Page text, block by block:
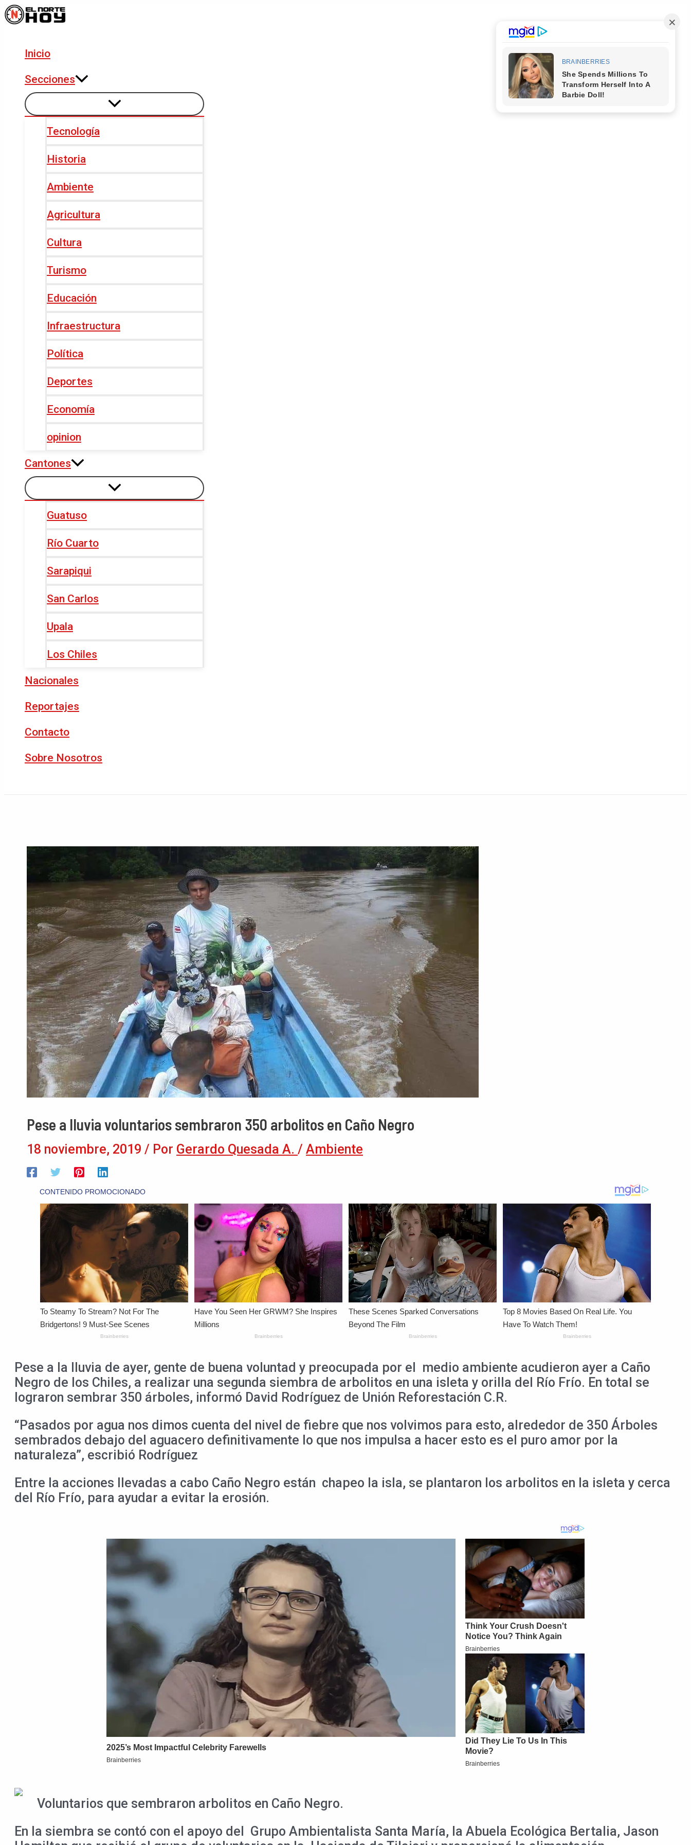
Ir
al
Inicio
Secciones
Tecnología
Historia
Ambiente
Agricultura
Cultura
Turismo
Educación
Infraestructura
Política
Deportes
Economía
opinion
Cantones
Guatuso
Río Cuarto
Sarapiqui
San Carlos
Upala
Los Chiles
Nacionales
Reportajes
Contacto
Sobre Nosotros
Pese a lluvia voluntarios sembraron 350 arbolitos en Caño Negro
18 noviembre, 2019 / Por Gerardo Quesada A. / Ambiente
Pese a la lluvia de ayer, gente de buena voluntad y preocupada por el medio ambiente acudieron ayer a Caño
Negro de los Chiles, a realizar una segunda siembra de arbolitos en una isleta y orilla del Río Frío. En total se
lograron sembrar 350 árboles, informó David Rodríguez de Unión Reforestación C.R.
“Pasados por agua nos dimos cuenta del nivel de fiebre que nos volvimos para esto, alrededor de 350 Árboles
sembrados debajo del aguacero definitivamente lo que nos impulsa a hacer esto es el puro amor por la
naturaleza”, escribió Rodríguez
Entre la acciones llevadas a cabo Caño Negro están chapeo la isla, se plantaron los arbolitos en la isleta y cerca
del Río Frío, para ayudar a evitar la erosión.
Voluntarios que sembraron arbolitos en Caño Negro.
En la siembra se contó con el apoyo del Grupo Ambientalista Santa María, la Abuela Ecológica Bertalia, Jason
Navegación
de